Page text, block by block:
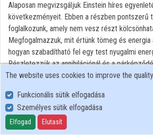
Alaposan megvizsgáljuk Einstein híres
következményeit. Ebben a részben pontszerű
foglalkozunk, amely nem vesz részt
Megfogalmazzuk, mit értünk tömeg és energia
hogyan szabadítható fel egy test nyugalmi
Részletezzük az annihilációnál és a
átalakulásokat. Pontosan megfogalmazzuk a
részecskékkel, a fotonokkal, melyek energiát
közvetíteni a testek között. Megmutatjuk, hogy
tehetetlensége és lendülete inkább az
The website uses cookies to improve the
Funkcionális sütik elfogadása
Személyes sütik elfogadása
Elfogad Elutasít